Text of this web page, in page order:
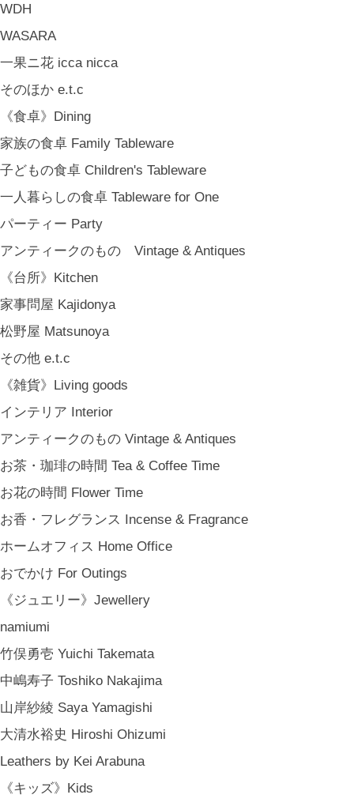
WDH
WASARA
一果ニ花 icca nicca
そのほか e.t.c
《食卓》Dining
家族の食卓 Family Tableware
子どもの食卓 Children's Tableware
一人暮らしの食卓 Tableware for One
パーティー Party
アンティークのもの Vintage & Antiques
《台所》Kitchen
家事問屋 Kajidonya
松野屋 Matsunoya
その他 e.t.c
《雑貨》Living goods
インテリア Interior
アンティークのもの Vintage & Antiques
お茶・珈琲の時間 Tea & Coffee Time
お花の時間 Flower Time
お香・フレグランス Incense & Fragrance
ホームオフィス Home Office
おでかけ For Outings
《ジュエリー》Jewellery
namiumi
竹俣勇壱 Yuichi Takemata
中嶋寿子 Toshiko Nakajima
山岸紗綾 Saya Yamagishi
大清水裕史 Hiroshi Ohizumi
Leathers by Kei Arabuna
《キッズ》Kids
MONSTER
《オリジナル》Original
《古道具》Vintage & Antiques
ハナレきりゅう Hanare Kiryuh
《輸入品》Imported goods
ギフト包装 Gift Wrapping
内祝い Thank You Gifts
新築祝い Housewarming Gifts
結婚祝い Wedding Gifts
結婚式の引出物 Wedding Favors
誕生日プレゼント Birthday Gifts
バレンタインデー Valentine's Day
夏 Summer
秋 Autumn
冬 Winter
《ご予約》Made to Order